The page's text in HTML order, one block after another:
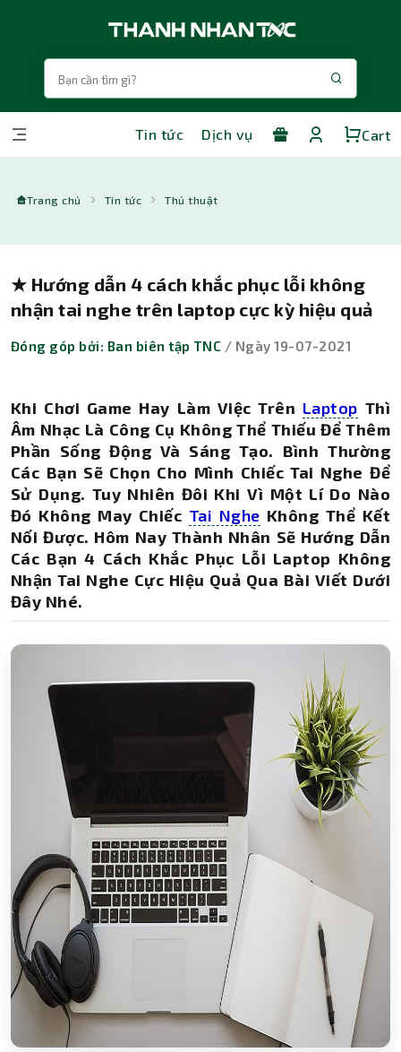
Tin tức Dịch vụ Cart
Trang chủ Tin tức Thủ thuật
★ Hướng dẫn 4 cách khắc phục lỗi không
nhận tai nghe trên laptop cực kỳ hiệu quả
Đóng góp bởi: Ban biên tập TNC / Ngày 19-07-2021
Khi Chơi Game Hay Làm Việc Trên Laptop Thì
Âm Nhạc Là Công Cụ Không Thể Thiếu Để Thêm
Phần Sống Động Và Sáng Tạo. Bình Thường
Các Bạn Sẽ Chọn Cho Mình Chiếc Tai Nghe Để
Sử Dụng. Tuy Nhiên Đôi Khi Vì Một Lí Do Nào
Đó Không May Chiếc Tai Nghe Không Thể Kết
Nối Được. Hôm Nay Thành Nhân Sẽ Hướng Dẫn
Các Bạn 4 Cách Khắc Phục Lỗi Laptop Không
Nhận Tai Nghe Cực Hiệu Quả Qua Bài Viết Dưới
Đây Nhé.